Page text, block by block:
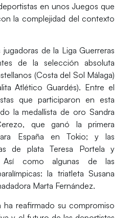
en unos Juegos que
la complejidad del contexto
de la Liga Guerreras
de la selección absoluta
(Costa del Sol Málaga)
Atlético Guardés). Entre el
que participaron en esta
la medallista de oroSandra
, que ganó la primera
España en Tokio; y las
de plataTeresa Portela y
como algunas de las
la triatletaSusana
Marta Fernández.
ha reafirmado su compromiso